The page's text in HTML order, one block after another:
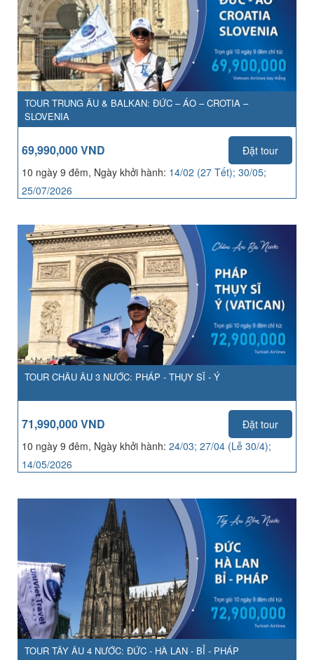
TOUR TRUNG ÂU & BALKAN: ĐỨC – ÁO – CROTIA –
SLOVENIA
69,990,000 VND
Đặt tour
10 ngày 9 đêm, Ngày khởi hành: 14/02 (27 Tết); 30/05;
25/07/2026
TOUR CHÂU ÂU 3 NƯỚC: PHÁP - THỤY SĨ - Ý
71,990,000 VND
Đặt tour
10 ngày 9 đêm, Ngày khởi hành: 24/03; 27/04 (Lễ 30/4);
14/05/2026
TOUR TÂY ÂU 4 NƯỚC: ĐỨC - HÀ LAN - BỈ - PHÁP